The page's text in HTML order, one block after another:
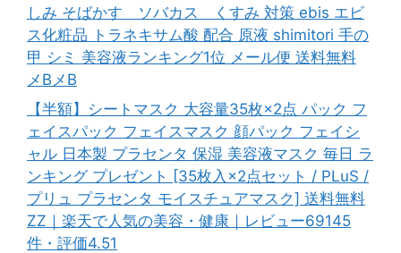
しみ そばかす ソバカス くすみ 対策 ebis エビ
ス化粧品 トラネキサム酸 配合 原液 shimitori 手の
甲 シミ 美容液ランキング1位 メール便 送料無料
メBメB
【半額】シートマスク 大容量35枚×2点 パック フ
ェイスパック フェイスマスク 顔パック フェイシ
ャル 日本製 プラセンタ 保湿 美容液マスク 毎日 ラ
ンキング プレゼント [35枚入×2点セット / PLuS /
プリュ プラセンタ モイスチュアマスク] 送料無料
ZZ｜楽天で人気の美容・健康｜レビュー69145
件・評価4.51